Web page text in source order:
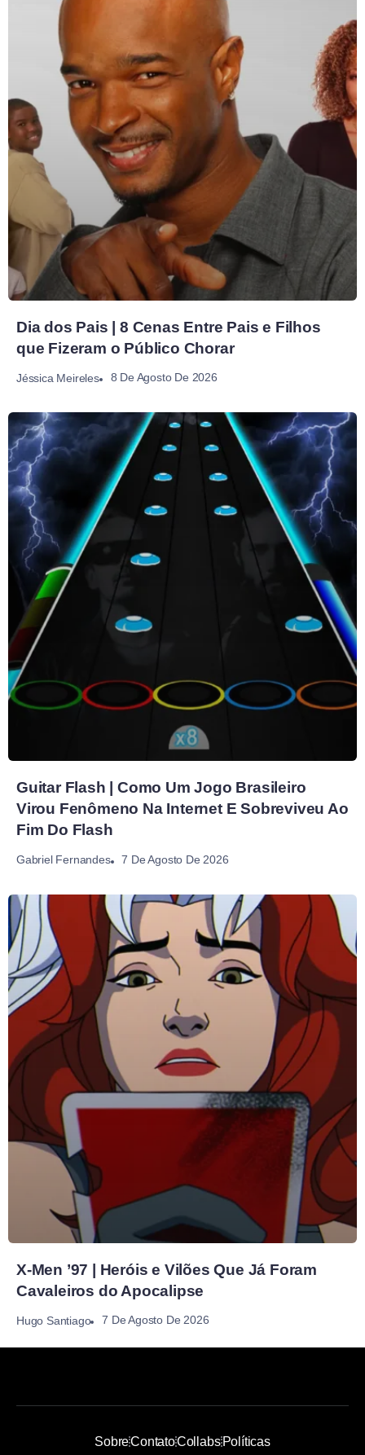
Dia dos Pais | 8 Cenas Entre Pais e Filhos
que Fizeram o Público Chorar
Jéssica Meireles 8 De Agosto De 2026
Guitar Flash | Como Um Jogo Brasileiro
Virou Fenômeno Na Internet E Sobreviveu Ao
Fim Do Flash
Gabriel Fernandes 7 De Agosto De 2026
X-Men ’97 | Heróis e Vilões Que Já Foram
Cavaleiros do Apocalipse
Hugo Santiago 7 De Agosto De 2026
SobreContatoCollabsPolíticas